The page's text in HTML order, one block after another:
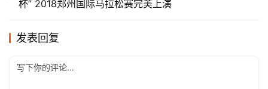
杯” 2018郑州国际马拉松赛完美上演
发表回复